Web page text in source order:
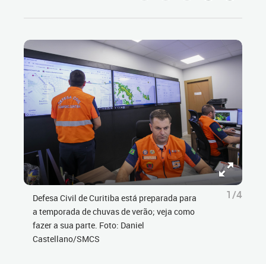
Defesa Civil de Curitiba está preparada para
a temporada de chuvas de verão; veja como
fazer a sua parte. Foto: Daniel
Castellano/SMCS
1/4